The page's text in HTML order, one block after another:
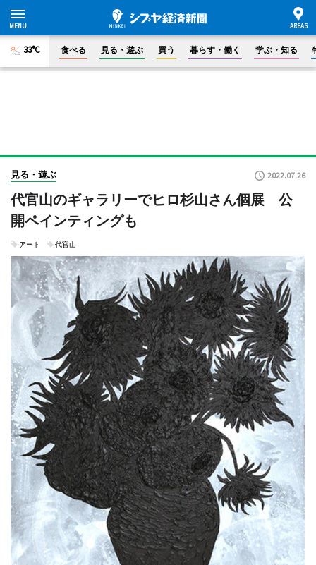
33°C 食べる 見る・遊ぶ 買う 暮らす・働く 学ぶ・知る
見る・遊ぶ 2022.07.26
代官山のギャラリーでヒロ杉山さん個展 公
開ペインティングも
アート 代官山